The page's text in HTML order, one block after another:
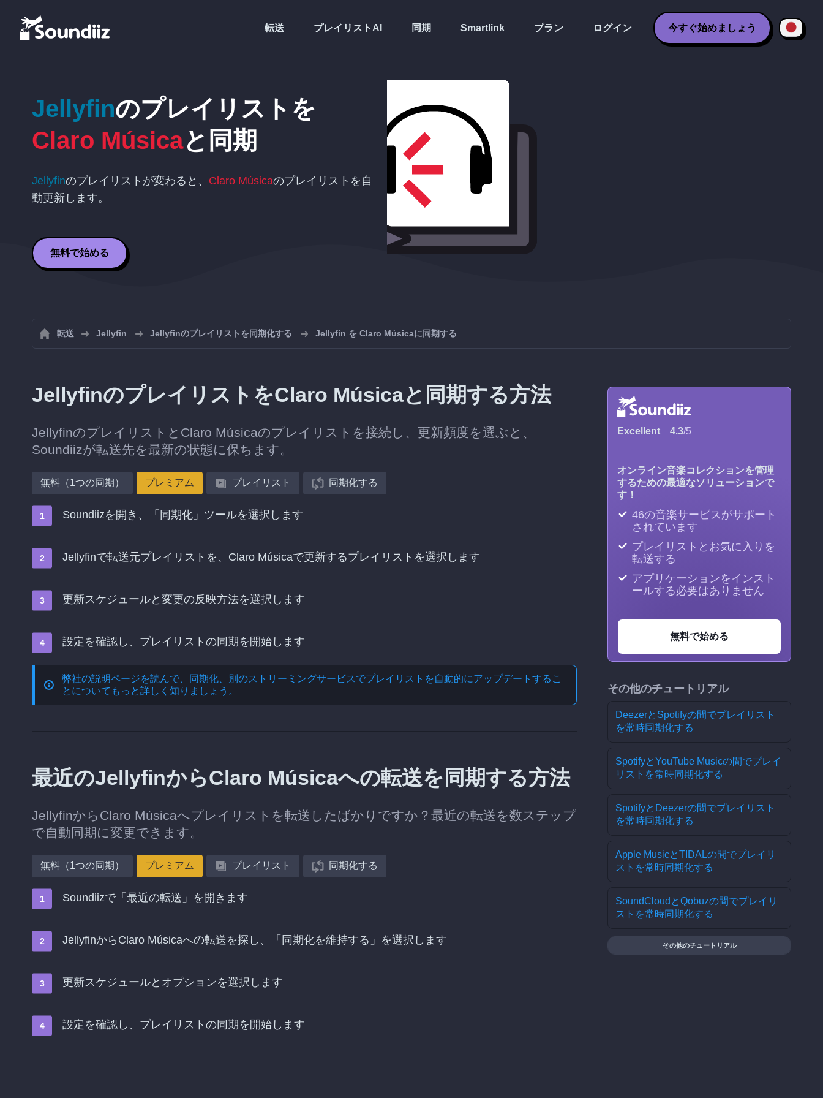
転送 プレイリストAI 同期 Smartlink プラン ログイン 今すぐ始めましょう
Jellyfinのプレイリストを
Claro Músicaと同期
Jellyfinのプレイリストが変わると、 Claro Músicaのプレイリストを自
動更新します。
無料で始める
転送 Jellyfin Jellyfinのプレイリストを同期化する Jellyfin を Claro Músicaに同期する
JellyfinのプレイリストをClaro Músicaと同期する方法
JellyfinのプレイリストとClaro Músicaのプレイリストを接続し、更新頻度を選ぶと、
Soundiizが転送先を最新の状態に保ちます。
無料（1つの同期） プレミアム プレイリスト 同期化する
Soundiizを開き、「同期化」ツールを選択します
Jellyfinで転送元プレイリストを、Claro Músicaで更新するプレイリストを選択します
更新スケジュールと変更の反映方法を選択します
設定を確認し、プレイリストの同期を開始します
弊社の説明ページを読んで、 同期化、別のストリーミングサービスでプレイリストを自動的にアップデートする こ
とについてもっと詳しく知りましょう。
最近のJellyfinからClaro Músicaへの転送を同期する方法
JellyfinからClaro Músicaへプレイリストを転送したばかりですか？最近の転送を数ステップ
で自動同期に変更できます。
無料（1つの同期） プレミアム プレイリスト 同期化する
Soundiizで「最近の転送」を開きます
JellyfinからClaro Músicaへの転送を探し、「同期化を維持する」を選択します
更新スケジュールとオプションを選択します
設定を確認し、プレイリストの同期を開始します
Excellent 4.3/5
オンライン音楽コレクションを管理
するための最適なソリューションで
す！
46の音楽サービスがサポート
されています
プレイリストとお気に入りを
転送する
アプリケーションをインスト
ールする必要はありません
無料で始める
その他のチュートリアル
DeezerとSpotifyの間でプレイリスト
を常時同期化する
SpotifyとYouTube Musicの間でプレイ
リストを常時同期化する
SpotifyとDeezerの間でプレイリスト
を常時同期化する
Apple MusicとTIDALの間でプレイリ
ストを常時同期化する
SoundCloudとQobuzの間でプレイリ
ストを常時同期化する
その他のチュートリアル